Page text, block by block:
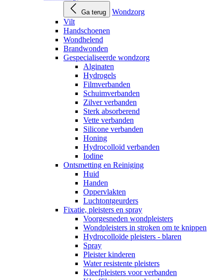
Ga terug
Wondzorg
Vilt
Handschoenen
Wondhelend
Brandwonden
Gespecialiseerde wondzorg
Alginaten
Hydrogels
Filmverbanden
Schuimverbanden
Zilver verbanden
Sterk absorberend
Vette verbanden
Silicone verbanden
Honing
Hydrocolloïd verbanden
Iodine
Ontsmetting en Reiniging
Huid
Handen
Oppervlakten
Luchtontgeurders
Fixatie, pleisters en spray
Voorgesneden wondpleisters
Wondpleisters in stroken om te knippen
Hydrocolloïde pleisters - blaren
Spray
Pleister kinderen
Water resistente pleisters
Kleefpleisters voor verbanden